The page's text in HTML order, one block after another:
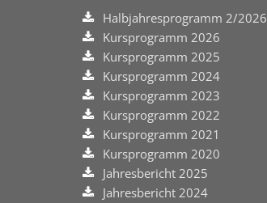
Halbjahresprogramm 2/2026
Kursprogramm 2026
Kursprogramm 2025
Kursprogramm 2024
Kursprogramm 2023
Kursprogramm 2022
Kursprogramm 2021
Kursprogramm 2020
Jahresbericht 2025
Jahresbericht 2024